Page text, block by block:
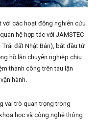
với các hoạt động nghiên cứu
hệ hợp tác với JAMSTEC
Trái đất Nhật Bản), bắt đầu từ
hồ lặn chuyên nghiệp chịu
thành công trên tàu lặn
hành.
vai trò quan trọng trong
học và công nghệ thông